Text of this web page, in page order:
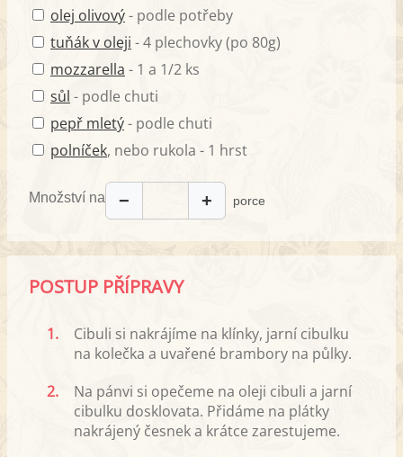
olej olivový- podle potřeby
tuňák v oleji - 4 plechovky (po 80g)
mozzarella - 1 a 1/2 ks
sůl - podle chuti
pepř mletý- podle chuti
polníček, nebo rukola - 1 hrst
Množství na − + porce
POSTUP PŘÍPRAVY
1.
Cibuli si nakrájíme na klínky, jarní cibulku
na kolečka a uvařené brambory na půlky.
2.
Na pánvi si opečeme na oleji cibuli a jarní
cibulku dosklovata. Přidáme na plátky
nakrájený česnek a krátce zarestujeme.